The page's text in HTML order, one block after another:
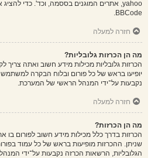
BBCode.
חזרה למעלה
מה הן הכרזות גלובליות?
הכרזות גלובליות מכילות מידע חשוב ואתה צריך
יופיעו בראש של כל פורום ובלוח הבקרה
נקבעות על־ידי המנהל הראשי של המערכת.
חזרה למעלה
מה הן הכרזות?
הכרזות בדרך כלל מכילות מידע חשוב לפורום בו
שניתן. ההכרזות מופיעות בראש של כל עמוד
הגלובליות, הרשאות הכרזה נקבעות על־ידי